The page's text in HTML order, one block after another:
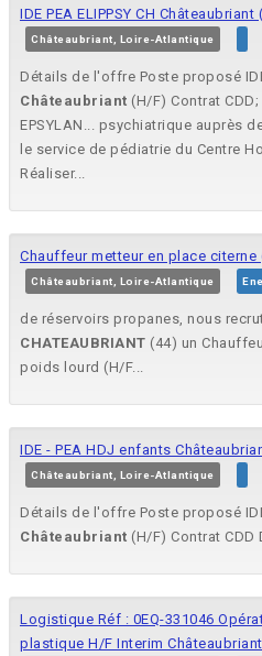
IDE PEA ELIPPSY CH Châteaubriant
Châteaubriant, Loire-Atlantique
Détails de l'offre Poste proposé IDE
Châteaubriant (H/F) Contrat
EPSYLAN... psychiatrique auprès
le service de pédiatrie du Centre
Réaliser...
Chauffeur metteur en place citerne
Châteaubriant, Loire-Atlantique
de réservoirs propanes, nous
CHATEAUBRIANT (44) un
poids lourd (H/F...
IDE - PEA HDJ enfants
Châteaubriant, Loire-Atlantique
Détails de l'offre Poste proposé
Châteaubriant (H/F) Contrat CDD
Logistique Réf : 0EQ-331046
plastique H/F Interim Châteaubriant